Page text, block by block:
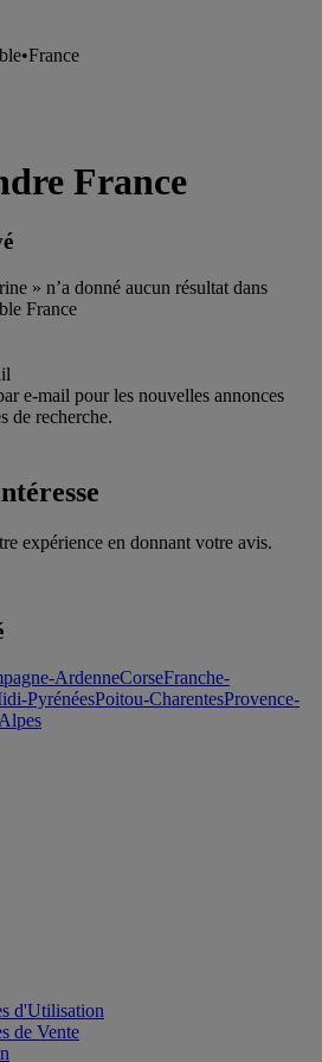
•France
France
» n’a donné aucun résultat dans
France
e-mail pour les nouvelles annonces
de recherche.
expérience en donnant votre avis.
ArdenneCorseFranche-
PyrénéesPoitou-CharentesProvence-
d'Utilisation
de Vente